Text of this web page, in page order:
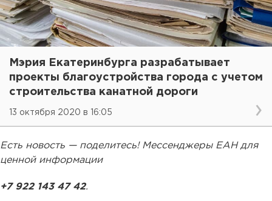
Мэрия Екатеринбурга разрабатывает
проекты благоустройства города с учетом
строительства канатной дороги
13 октября 2020 в 16:05
Есть новость — поделитесь! Мессенджеры ЕАН для
ценной информации
+7 922 143 47 42.